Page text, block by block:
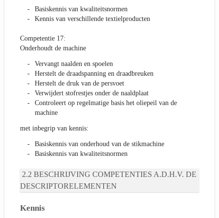
Basiskennis van kwaliteitsnormen
Kennis van verschillende textielproducten
Competentie 17:
Onderhoudt de machine
Vervangt naalden en spoelen
Herstelt de draadspanning en draadbreuken
Herstelt de druk van de persvoet
Verwijdert stofrestjes onder de naaldplaat
Controleert op regelmatige basis het oliepeil van de
machine
met inbegrip van kennis:
Basiskennis van onderhoud van de stikmachine
Basiskennis van kwaliteitsnormen
BESCHRIJVING COMPETENTIES A.D.H.V. DE
DESCRIPTORELEMENTEN
Kennis